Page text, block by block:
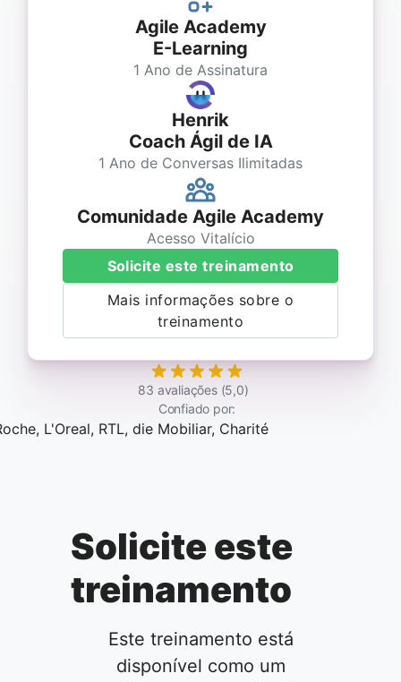
Agile Academy
E-Learning
1 Ano de Assinatura
Henrik
Coach Ágil de IA
1 Ano de Conversas Ilimitadas
Comunidade Agile Academy
Acesso Vitalício
Solicite este treinamento
Mais informações sobre o
treinamento
83 avaliações (5,0)
Confiado por:
Solicite este
treinamento
Este treinamento está
disponível como um